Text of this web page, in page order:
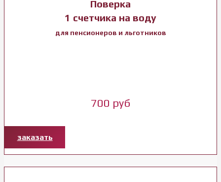
Поверка
1 счетчика на воду
для пенсионеров и льготников
700 руб
заказать